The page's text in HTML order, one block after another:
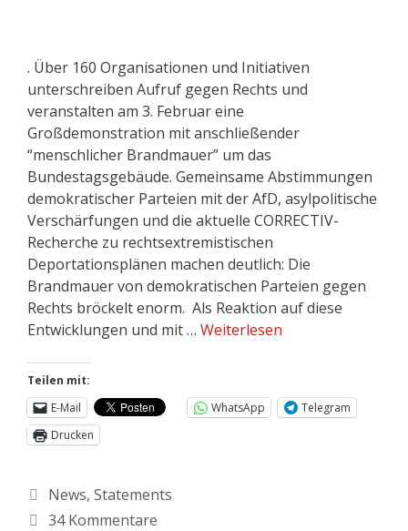
. Über 160 Organisationen und Initiativen
unterschreiben Aufruf gegen Rechts und
veranstalten am 3. Februar eine
Großdemonstration mit anschließender
“menschlicher Brandmauer” um das
Bundestagsgebäude. Gemeinsame Abstimmungen
demokratischer Parteien mit der AfD, asylpolitische
Verschärfungen und die aktuelle CORRECTIV-
Recherche zu rechtsextremistischen
Deportationsplänen machen deutlich: Die
Brandmauer von demokratischen Parteien gegen
Rechts bröckelt enorm. Als Reaktion auf diese
Entwicklungen und mit … Weiterlesen
Teilen mit:
E-Mail
WhatsApp
Telegram
Drucken
News, Statements
34 Kommentare